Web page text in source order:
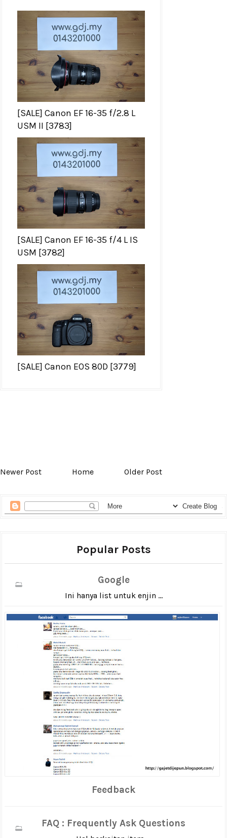
[SALE] Canon EF 16-35 f/2.8 L
USM II [3783]
[SALE] Canon EF 16-35 f/4 L IS
USM [3782]
[SALE] Canon EOS 80D [3779]
Newer Post Home Older Post
Popular Posts
Google
Ini hanya list untuk enjin ...
Feedback
FAQ : Frequently Ask Questions